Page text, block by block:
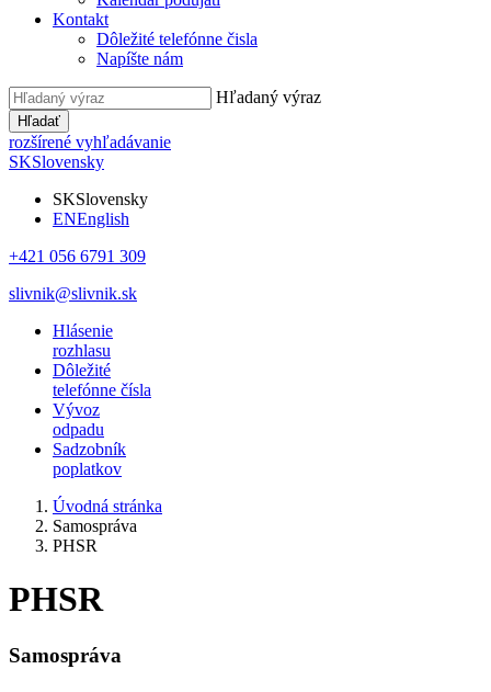
Kontakt
Dôležité telefónne čisla
Napíšte nám
Hľadaný výraz
Hľadať
rozšírené vyhľadávanie
SKSlovensky
SKSlovensky
ENEnglish
+421 056 6791 309
slivnik@slivnik.sk
Hlásenie
rozhlasu
Dôležité
telefónne čísla
Vývoz
odpadu
Sadzobník
poplatkov
Úvodná stránka
Samospráva
PHSR
PHSR
Samospráva